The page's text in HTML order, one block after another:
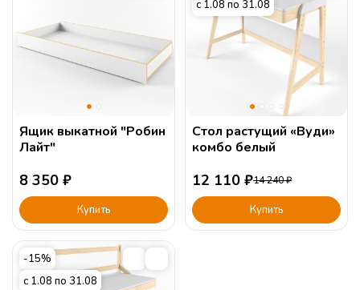
Ящик выкатной "Робин
Лайт"
8 350 ₽
Купить
с 1.08 по 31.08
Стол растущий «Вуди»
комбо белый
12 110 ₽14 240₽
Купить
-15%
с 1.08 по 31.08